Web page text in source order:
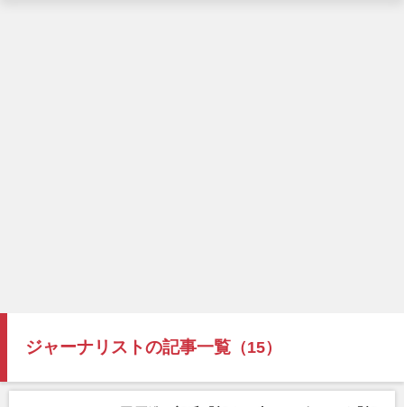
ジャーナリストの記事一覧 （15）